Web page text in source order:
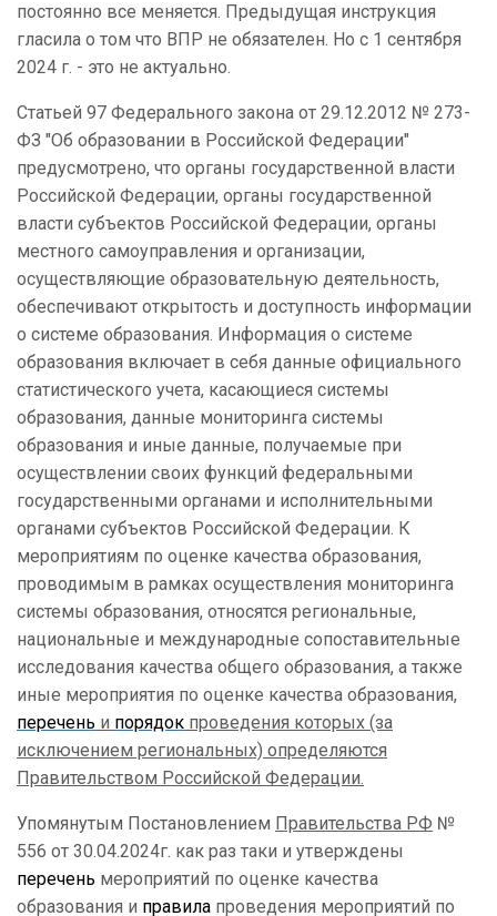
постоянно все меняется. Предыдущая инструкция
гласила о том что ВПР не обязателен. Но с 1 сентября
2024 г. - это не актуально.
Статьей 97 Федерального закона от 29.12.2012 № 273-
ФЗ "Об образовании в Российской Федерации"
предусмотрено, что органы государственной власти
Российской Федерации, органы государственной
власти субъектов Российской Федерации, органы
местного самоуправления и организации,
осуществляющие образовательную деятельность,
обеспечивают открытость и доступность информации
о системе образования. Информация о системе
образования включает в себя данные официального
статистического учета, касающиеся системы
образования, данные мониторинга системы
образования и иные данные, получаемые при
осуществлении своих функций федеральными
государственными органами и исполнительными
органами субъектов Российской Федерации. К
мероприятиям по оценке качества образования,
проводимым в рамках осуществления мониторинга
системы образования, относятся региональные,
национальные и международные сопоставительные
исследования качества общего образования, а также
иные мероприятия по оценке качества образования,
перечень и порядок проведения которых (за
исключением региональных) определяются
Правительством Российской Федерации.
Упомянутым Постановлением Правительства РФ №
556 от 30.04.2024г. как раз таки и утверждены
перечень мероприятий по оценке качества
образования и правила проведения мероприятий по